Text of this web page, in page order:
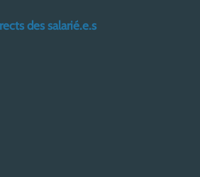
des salarié.e.s